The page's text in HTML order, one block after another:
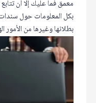
معمق فما عليك إلا أن
بكل المعلومات حول سندات
بطلانها وغيرها من الأمور